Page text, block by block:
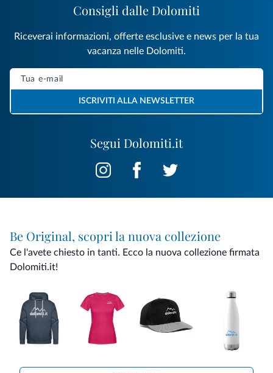
Segui Dolomiti.it
Consigli dalle Dolomiti
Riceverai informazioni, offerte esclusive e news per la tua
vacanza nelle Dolomiti.
ISCRIVITI ALLA NEWSLETTER
Be Original, scopri la nuova collezione
Ce l'avete chiesto in tanti. Ecco la nuova collezione firmata
Dolomiti.it!